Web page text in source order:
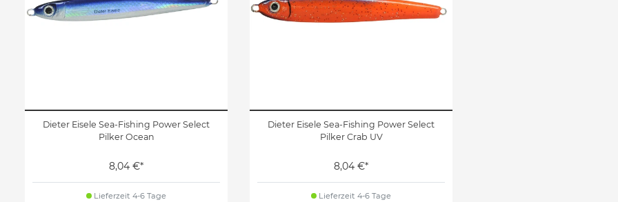
Dieter Eisele Sea-Fishing Power Select
Pilker Ocean
8,04 €*
Lieferzeit 4-6 Tage
Dieter Eisele Sea-Fishing Power Select
Pilker Crab UV
8,04 €*
Lieferzeit 4-6 Tage